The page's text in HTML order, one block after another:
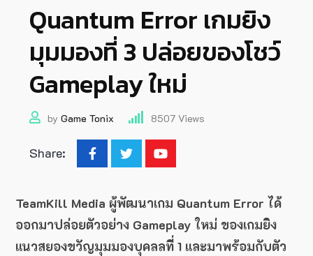
Quantum Error เกมยิง
มุมมองที่ 3 ปล่อยของโชว์
Gameplay ใหม่
by Game Tonix 8507 Views
Share:
TeamKill Media ผู้พัฒนาเกม Quantum Error ได้
ออกมาปล่อยตัวอย่าง Gameplay ใหม่ ของเกมยิง
แนวสยองขวัญมุมมองบุคลลที่ 1 และมาพร้อมกับตัว